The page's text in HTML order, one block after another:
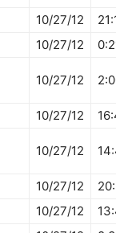
10/27/12
10/27/12
10/27/12
10/27/12
10/27/12
10/27/12
10/27/12